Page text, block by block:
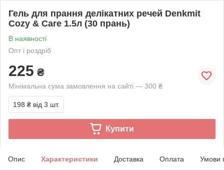
Гель для прання делікатних речей Denkmit
Cozy & Care 1.5л (30 прань)
В наявності
Опт і роздріб
225 ₴
Мінімальна сума замовлення на сайті — 300 ₴
198 ₴ від 3 шт.
Купити
Опис Характеристики Доставка Оплата Умови